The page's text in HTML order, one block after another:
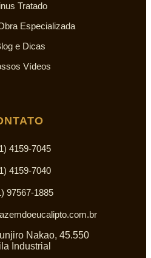
Tratado
Especializada
e Dicas
Vídeos
4159-7045
4159-7040
97567-1885
Nakao, 45.550
Industrial